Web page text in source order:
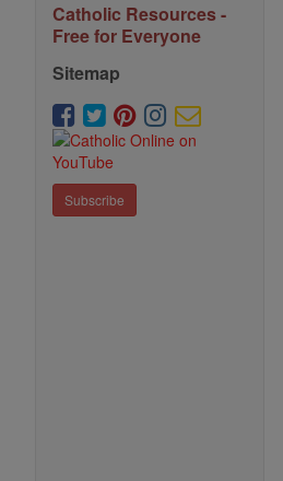
Catholic Resources -
Free for Everyone
Sitemap
Subscribe